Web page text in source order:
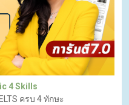
4 Skills
ครบ 4 ทักษะ